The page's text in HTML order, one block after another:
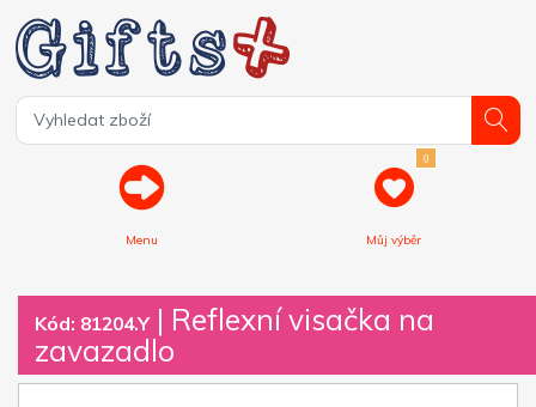
Menu
0
Můj výběr
Kód: 81204.Y| Reflexní visačka na
zavazadlo